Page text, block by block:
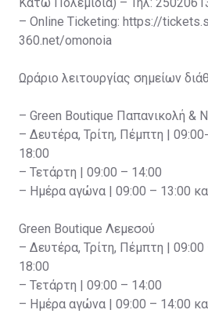
– Online Ticketing: https://
360.net/omonoia
Ωράριο λειτουργίας σημείων
– Green Boutique Παπανικολή &
– Δευτέρα, Τρίτη, Πέμπτη |
18:00
– Τετάρτη | 09:00 – 14:00
– Ημέρα αγώνα | 09:00 – 13:00
Green Boutique Λεμεσού
– Δευτέρα, Τρίτη, Πέμπτη |
18:00
– Τετάρτη | 09:00 – 14:00
– Ημέρα αγώνα | 09:00 – 14:00